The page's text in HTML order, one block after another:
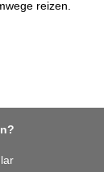
reizen.